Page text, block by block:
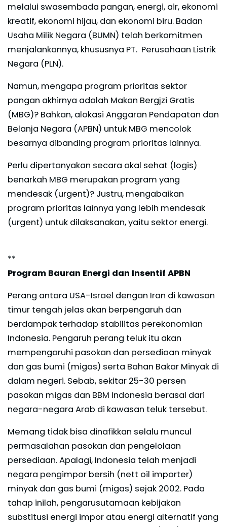
melalui swasembada pangan, energi, air, ekonomi
kreatif, ekonomi hijau, dan ekonomi biru. Badan
Usaha Milik Negara (BUMN) telah berkomitmen
menjalankannya, khususnya PT. Perusahaan Listrik
Negara (PLN).
Namun, mengapa program prioritas sektor
pangan akhirnya adalah Makan Bergjzi Gratis
(MBG)? Bahkan, alokasi Anggaran Pendapatan dan
Belanja Negara (APBN) untuk MBG mencolok
besarnya dibanding program prioritas lainnya.
Perlu dipertanyakan secara akal sehat (logis)
benarkah MBG merupakan program yang
mendesak (urgent)? Justru, mengabaikan
program prioritas lainnya yang lebih mendesak
(urgent) untuk dilaksanakan, yaitu sektor energi.
**
Program Bauran Energi dan Insentif APBN
Perang antara USA-Israel dengan Iran di kawasan
timur tengah jelas akan berpengaruh dan
berdampak terhadap stabilitas perekonomian
Indonesia. Pengaruh perang teluk itu akan
mempengaruhi pasokan dan persediaan minyak
dan gas bumi (migas) serta Bahan Bakar Minyak di
dalam negeri. Sebab, sekitar 25-30 persen
pasokan migas dan BBM Indonesia berasal dari
negara-negara Arab di kawasan teluk tersebut.
Memang tidak bisa dinafikkan selalu muncul
permasalahan pasokan dan pengelolaan
persediaan. Apalagi, Indonesia telah menjadi
negara pengimpor bersih (nett oil importer)
minyak dan gas bumi (migas) sejak 2002. Pada
tahap inilah, pengarusutamaan kebijakan
substitusi energi impor atau energi alternatif yang